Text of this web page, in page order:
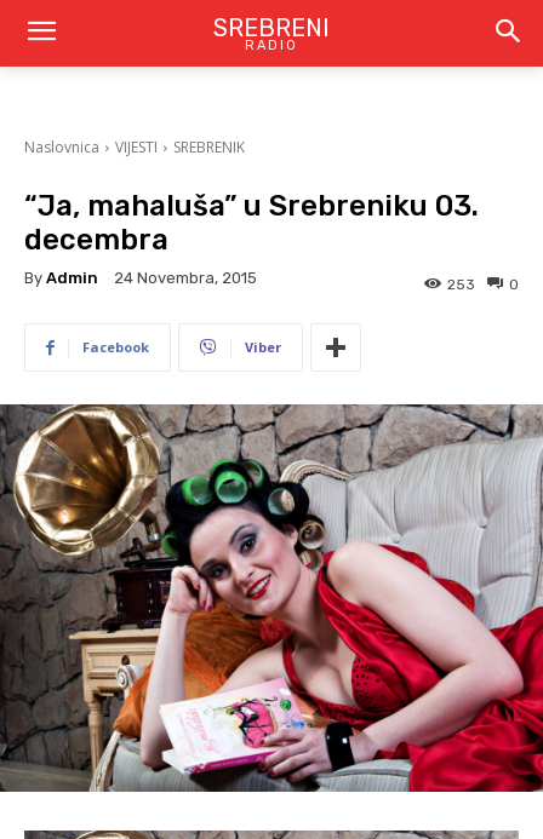
SREBRENI
RADIO
Naslovnica VIJESTI SREBRENIK
“Ja, mahaluša” u Srebreniku 03.
decembra
By Admin 24 Novembra, 2015 0
253
Facebook Viber